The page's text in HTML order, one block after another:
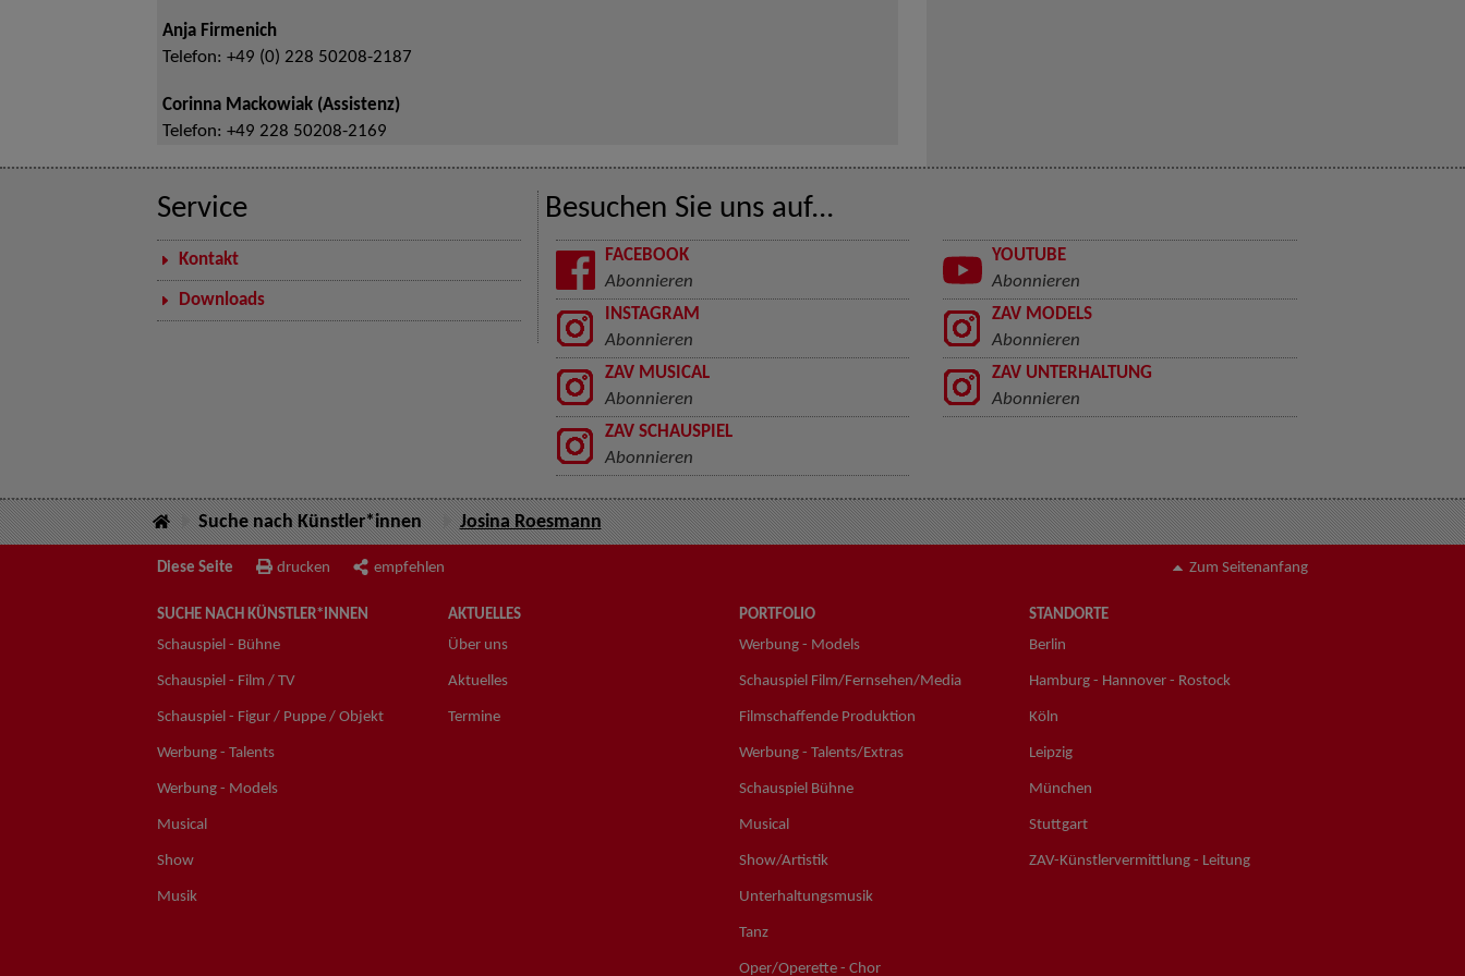
Anja Firmenich
Telefon: +49 (0) 228 50208-2187
Corinna Mackowiak (Assistenz)
Telefon: +49 228 50208-2169
Service
Kontakt
Downloads
Besuchen Sie uns auf...
FACEBOOK
Abonnieren
YOUTUBE
Abonnieren
INSTAGRAM
Abonnieren
ZAV MODELS
Abonnieren
ZAV MUSICAL
Abonnieren
ZAV UNTERHALTUNG
Abonnieren
ZAV SCHAUSPIEL
Abonnieren
Suche nach Künstler*innen Josina Roesmann
Diese Seite drucken empfehlen Zum Seitenanfang
SUCHE NACH KÜNSTLER*INNEN
Schauspiel - Bühne
Schauspiel - Film / TV
Schauspiel - Figur / Puppe / Objekt
Werbung - Talents
Werbung - Models
Musical
Show
Musik
AKTUELLES
Über uns
Aktuelles
Termine
PORTFOLIO
Werbung - Models
Schauspiel Film/Fernsehen/Media
Filmschaffende Produktion
Werbung - Talents/Extras
Schauspiel Bühne
Musical
Show/Artistik
Unterhaltungsmusik
Tanz
Oper/Operette - Chor
STANDORTE
Berlin
Hamburg - Hannover - Rostock
Köln
Leipzig
München
Stuttgart
ZAV-Künstlervermittlung - Leitung